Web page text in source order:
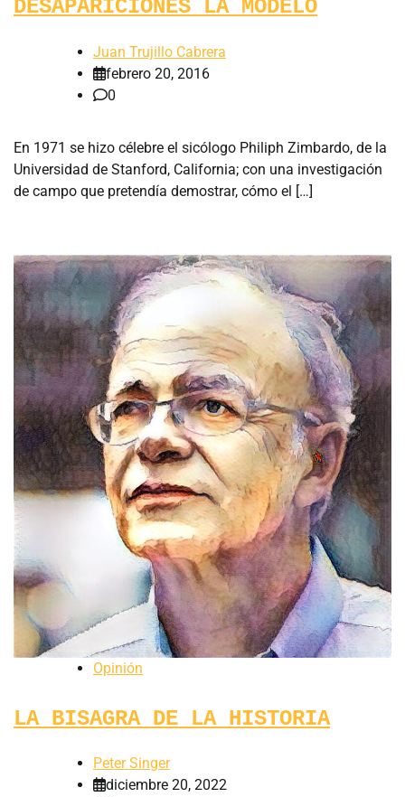
DESAPARICIONES LA MODELO
Juan Trujillo Cabrera
febrero 20, 2016
0
En 1971 se hizo célebre el sicólogo Philiph Zimbardo, de la
Universidad de Stanford, California; con una investigación
de campo que pretendía demostrar, cómo el […]
Opinión
LA BISAGRA DE LA HISTORIA
Peter Singer
diciembre 20, 2022